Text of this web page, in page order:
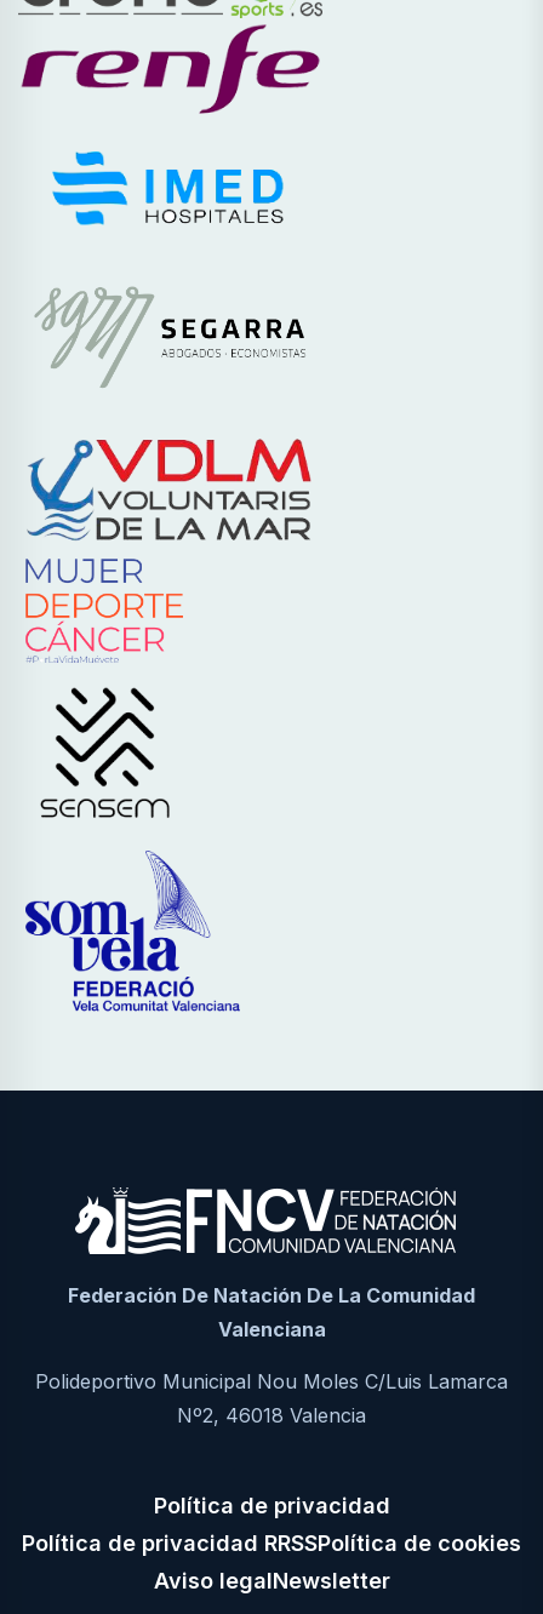
Federación De Natación De La Comunidad
Valenciana
Polideportivo Municipal Nou Moles C/Luis Lamarca
Nº2, 46018 Valencia
Política de privacidad
Política de privacidad RRSSPolítica de cookies
Aviso legalNewsletter